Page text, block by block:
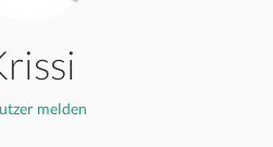
melden